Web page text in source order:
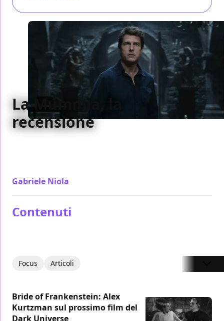
La Mummia, la
recensione
Gabriele Niola
Contenuti
Focus Articoli
Bride of Frankenstein: Alex
Kurtzman sul prossimo film del
Dark Universe